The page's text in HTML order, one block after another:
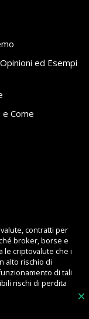
×
ed Esempi
e Come
contratti per
broker, borse e
le criptovalute che i
alto rischio di
di tali
rischi di perdita